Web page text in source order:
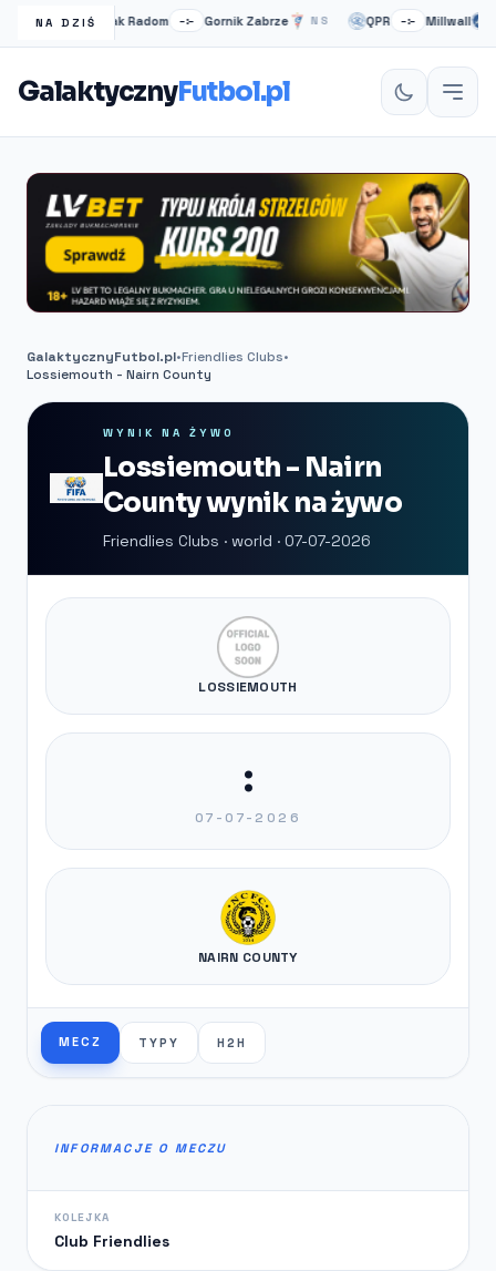
NA DZIŚ
Radomiak Radom –:– Gornik Zabrze NS QPR –:– Millwall NS
GalaktycznyFutbol.pl
GalaktycznyFutbol.pl•Friendlies Clubs•
Lossiemouth - Nairn County
WYNIK NA ŻYWO
Lossiemouth - Nairn
County wynik na żywo
Friendlies Clubs · world · 07-07-2026
LOSSIEMOUTH
:
07-07-2026
NAIRN COUNTY
MECZ TYPY H2H
INFORMACJE O MECZU
KOLEJKA
Club Friendlies